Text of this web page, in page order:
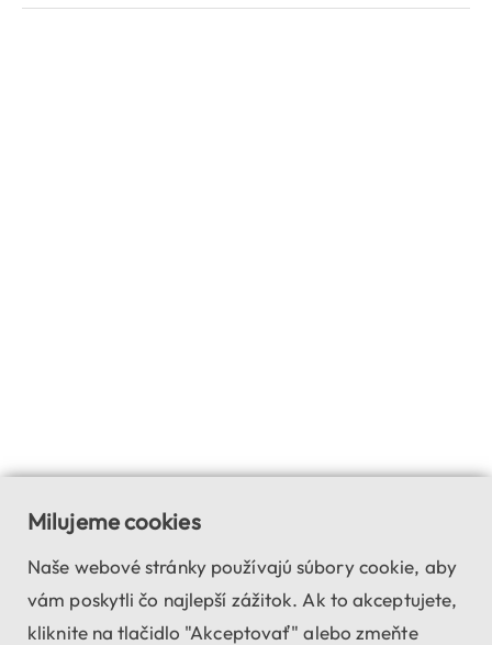
Milujeme cookies
Naše webové stránky používajú súbory cookie, aby
vám poskytli čo najlepší zážitok. Ak to akceptujete,
kliknite na tlačidlo "Akceptovať" alebo zmeňte